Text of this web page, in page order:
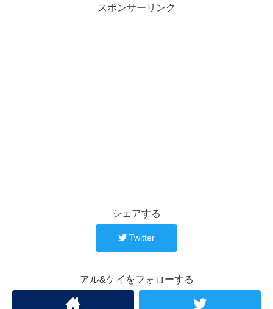
スポンサーリンク
シェアする
Twitter
アル&ケイをフォローする